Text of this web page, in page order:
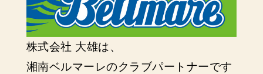
株式会社 大雄は、
湘南ベルマーレのクラブパートナーです